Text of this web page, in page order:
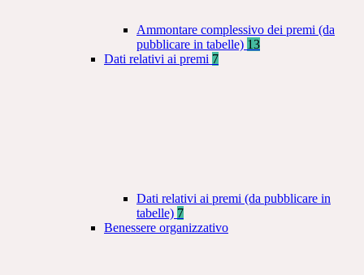
Ammontare complessivo dei premi (da
pubblicare in tabelle) 13
Dati relativi ai premi 7
Dati relativi ai premi (da pubblicare in
tabelle) 7
Benessere organizzativo